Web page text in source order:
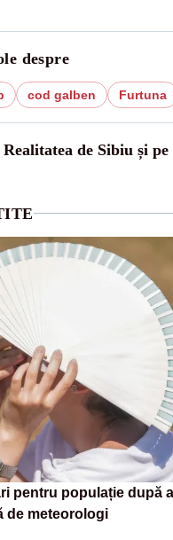
despre
cod galben Furtuna
de Sibiu și pe
pentru populație după
de meteorologi